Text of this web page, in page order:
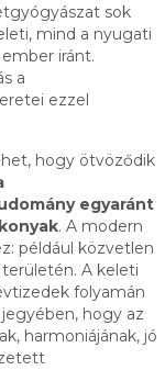
sok
mind a nyugati
iránt.
a
ezzel
hogy ötvöződik
egyaránt
. A modern
például közvetlen
A keleti
folyamán
hogy az
harmoniájának, jó